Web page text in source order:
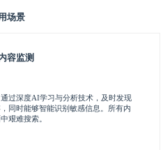
场景
容监测
过深度AI学习与分析技术，及时发现
同时能够智能识别敏感信息。所有内
艰难搜索。